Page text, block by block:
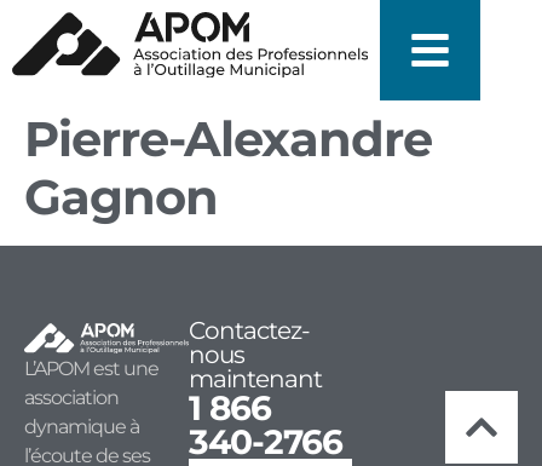
Pierre-Alexandre
Gagnon
L’APOM est une
association
dynamique à
l’écoute de ses
Contactez-
nous
maintenant
1 866
340-2766